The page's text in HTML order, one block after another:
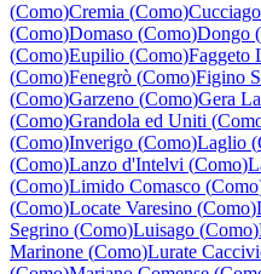
(Como)Cremia (Como)Cucciago
(Como)Domaso (Como)Dongo (
(Como)Eupilio (Como)Faggeto
(Como)Fenegrò (Como)Figino
(Como)Garzeno (Como)Gera
(Como)Grandola ed Uniti (
(Como)Inverigo (Como)Laglio (
(Como)Lanzo d'Intelvi (Como)
(Como)Limido Comasco (Como
(Como)Locate Varesino (Como)
Segrino (Como)Luisago (Como)
Marinone (Como)Lurate